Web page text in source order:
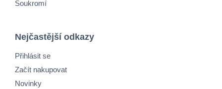
Soukromí
Nejčastější odkazy
Přihlásit se
Začít nakupovat
Novinky